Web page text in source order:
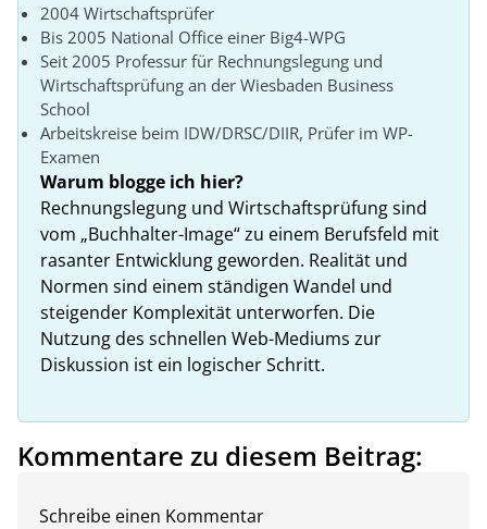
2004 Wirtschaftsprüfer
Bis 2005 National Office einer Big4-WPG
Seit 2005 Professur für Rechnungslegung und
Wirtschaftsprüfung an der Wiesbaden Business
School
Arbeitskreise beim IDW/DRSC/DIIR, Prüfer im WP-
Examen
Warum blogge ich hier?
Rechnungslegung und Wirtschaftsprüfung sind
vom „Buchhalter-Image“ zu einem Berufsfeld mit
rasanter Entwicklung geworden. Realität und
Normen sind einem ständigen Wandel und
steigender Komplexität unterworfen. Die
Nutzung des schnellen Web-Mediums zur
Diskussion ist ein logischer Schritt.
Kommentare zu diesem Beitrag:
Schreibe einen Kommentar